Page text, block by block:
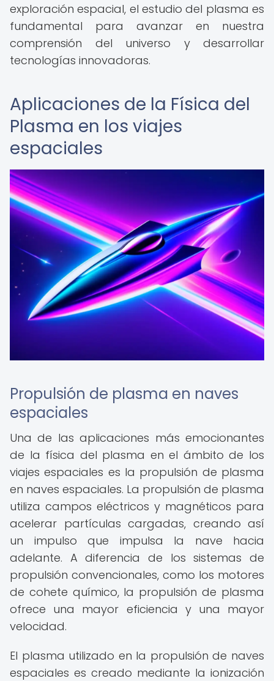
exploración espacial, el estudio del plasma es
fundamental para avanzar en nuestra
comprensión del universo y desarrollar
tecnologías innovadoras.
Aplicaciones de la Física del
Plasma en los viajes
espaciales
Propulsión de plasma en naves
espaciales
Una de las aplicaciones más emocionantes
de la física del plasma en el ámbito de los
viajes espaciales es la propulsión de plasma
en naves espaciales. La propulsión de plasma
utiliza campos eléctricos y magnéticos para
acelerar partículas cargadas, creando así
un impulso que impulsa la nave hacia
adelante. A diferencia de los sistemas de
propulsión convencionales, como los motores
de cohete químico, la propulsión de plasma
ofrece una mayor eficiencia y una mayor
velocidad.
El plasma utilizado en la propulsión de naves
espaciales es creado mediante la ionización